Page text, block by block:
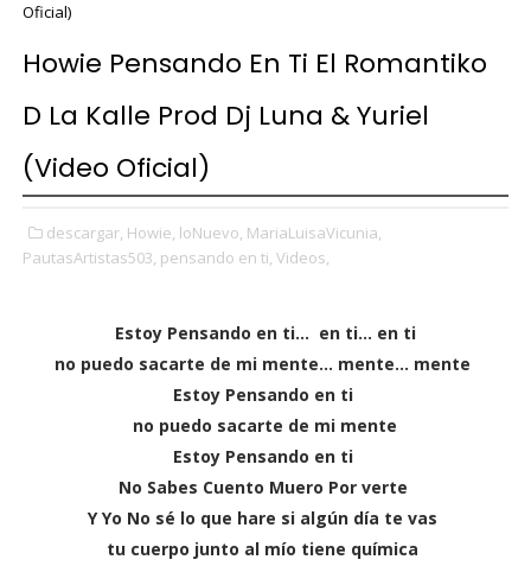
Oficial)
Howie Pensando En Ti El Romantiko
D La Kalle Prod Dj Luna & Yuriel
(Video Oficial)
descargar, Howie, loNuevo, MariaLuisaVicunia,
PautasArtistas503, pensando en ti, Videos,
Estoy Pensando en ti... en ti… en ti
no puedo sacarte de mi mente… mente... mente
Estoy Pensando en ti
no puedo sacarte de mi mente
Estoy Pensando en ti
No Sabes Cuento Muero Por verte
Y Yo No sé lo que hare si algún día te vas
tu cuerpo junto al mío tiene química